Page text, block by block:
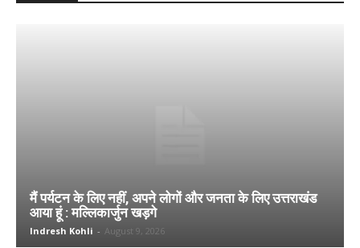
मैं पर्यटन के लिए नहीं, अपने लोगों और जनता के लिए उत्तराखंड
आया हूं : मल्लिकार्जुन खड़गे
Indresh Kohli - August 9, 2026